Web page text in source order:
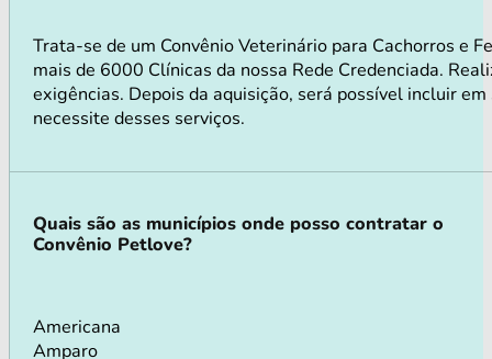
Trata-se de um Convênio Veterinário para Cachorros e
mais de 6000 Clínicas da nossa Rede Credenciada.
exigências. Depois da aquisição, será possível incluir
necessite desses serviços.
Quais são as municípios onde posso contratar o
Convênio Petlove?
Americana
Amparo